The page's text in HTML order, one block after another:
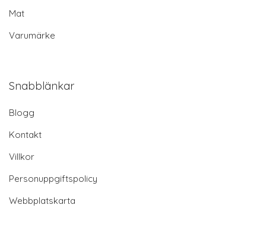
Mat
Varumärke
Snabblänkar
Blogg
Kontakt
Villkor
Personuppgiftspolicy
Webbplatskarta